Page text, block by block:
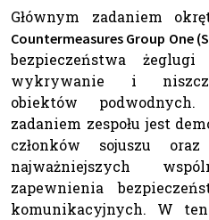
Głównym zadaniem
Countermeasures Group One
bezpieczeństwa
wykrywanie i
obiektów
zadaniem zespołu jest
członków sojuszu
najważniejszych
zapewnienia
komunikacyjnych. W